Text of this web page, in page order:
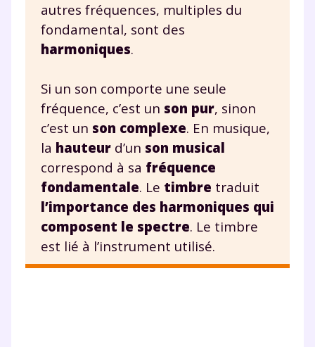
autres fréquences, multiples du
fondamental, sont des
harmoniques.
Si un son comporte une seule
fréquence, c’est un son pur, sinon
c’est un son complexe. En musique,
la hauteur d’un son musical
correspond à sa fréquence
fondamentale. Le timbre traduit
l’importance des harmoniques qui
composent le spectre. Le timbre
est lié à l’instrument utilisé.